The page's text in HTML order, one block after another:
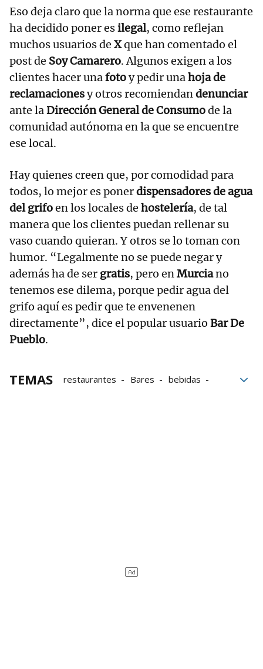
Eso deja claro que la norma que ese restaurante
ha decidido poner esilegal, como reflejan
muchos usuarios de Xque han comentado el
post de Soy Camarero. Algunos exigen a los
clientes hacer unafotoy pedir unahoja de
reclamacionesy otros recomiendandenunciar
ante laDirección General de Consumode la
comunidad autónoma en la que se encuentre
ese local.
Hay quienes creen que, por comodidad para
todos, lo mejor es ponerdispensadores de agua
del grifoen los locales de hostelería, de tal
manera que los clientes puedan rellenar su
vaso cuando quieran. Y otros se lo toman con
humor. “Legalmente no se puede negar y
además ha de ser gratis, pero enMurciano
tenemos ese dilema, porque pedir agua del
grifo aquí es pedir que te envenenen
directamente”, dice el popular usuario Bar De
Pueblo.
TEMAS restaurantes Bares
bebidas